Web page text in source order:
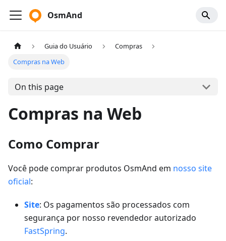
OsmAnd
Guia do Usuário
Compras
Compras na Web
On this page
Compras na Web
Como Comprar
Você pode comprar produtos OsmAnd em nosso site
oficial:
Site: Os pagamentos são processados com
segurança por nosso revendedor autorizado
FastSpring.